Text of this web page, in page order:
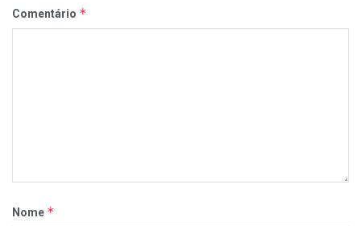
Comentário *
Nome *